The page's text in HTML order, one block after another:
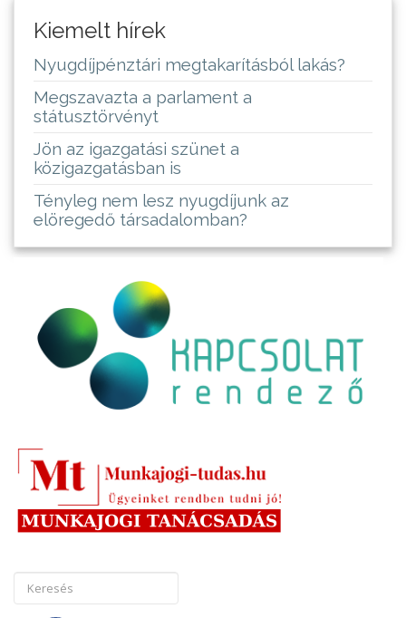
Kiemelt hírek
Nyugdíjpénztári megtakarításból lakás?
Megszavazta a parlament a
státusztörvényt
Jön az igazgatási szünet a
közigazgatásban is
Tényleg nem lesz nyugdíjunk az
elöregedő társadalomban?